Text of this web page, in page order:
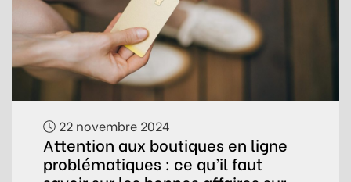
22 novembre 2024
Attention aux boutiques en ligne
problématiques : ce qu’il faut